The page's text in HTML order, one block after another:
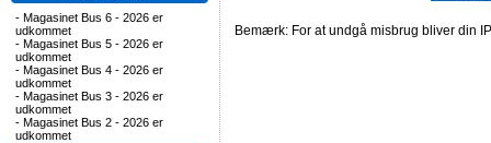
- Magasinet Bus 6 - 2026 er
udkommet
- Magasinet Bus 5 - 2026 er
udkommet
- Magasinet Bus 4 - 2026 er
udkommet
- Magasinet Bus 3 - 2026 er
udkommet
- Magasinet Bus 2 - 2026 er
udkommet
Bemærk: For at undgå misbrug bliver din